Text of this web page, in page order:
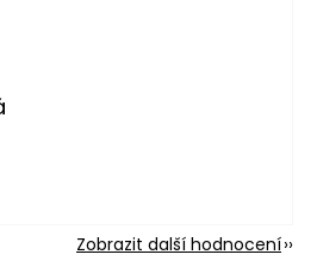
Zobrazit další hodnocení